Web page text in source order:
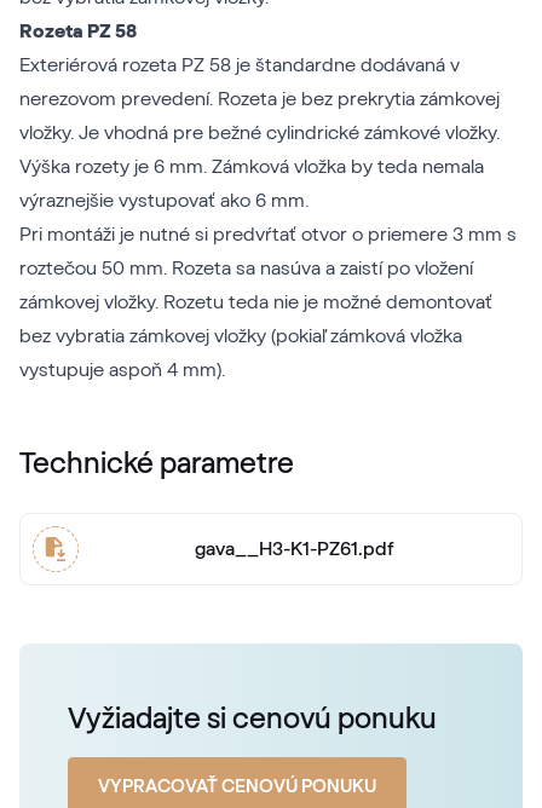
Rozeta PZ 58
Exteriérová rozeta PZ 58 je štandardne dodávaná v
nerezovom prevedení. Rozeta je bez prekrytia zámkovej
vložky. Je vhodná pre bežné cylindrické zámkové vložky.
Výška rozety je 6 mm. Zámková vložka by teda nemala
výraznejšie vystupovať ako 6 mm.
Pri montáži je nutné si predvŕtať otvor o priemere 3 mm s
roztečou 50 mm. Rozeta sa nasúva a zaistí po vložení
zámkovej vložky. Rozetu teda nie je možné demontovať
bez vybratia zámkovej vložky (pokiaľ zámková vložka
vystupuje aspoň 4 mm).
Technické parametre
gava__H3-K1-PZ61.pdf
Vyžiadajte si cenovú ponuku
VYPRACOVAŤ CENOVÚ PONUKU